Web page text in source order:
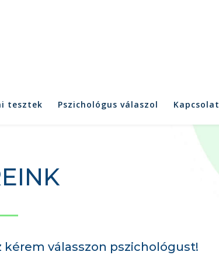
tesztek Pszichológus válaszol Kapcsolat
válasszon pszichológust!